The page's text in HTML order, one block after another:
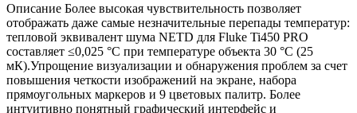
Описание Более высокая чувствительность позволяет
отображать даже самые незначительные перепады температур:
тепловой эквивалент шума NETD для Fluke Ti450 PRO
составляет ≤0,025 °C при температуре объекта 30 °C (25
мК).Упрощение визуализации и обнаружения проблем за счет
повышения четкости изображений на экране, набора
прямоугольных маркеров и 9 цветовых палитр. Более
интуитивно понятный графический интерфейс и